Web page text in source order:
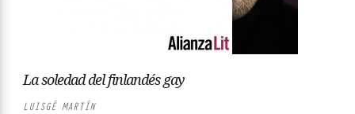
La soledad del finlandés gay
LUISGÉ MARTÍN